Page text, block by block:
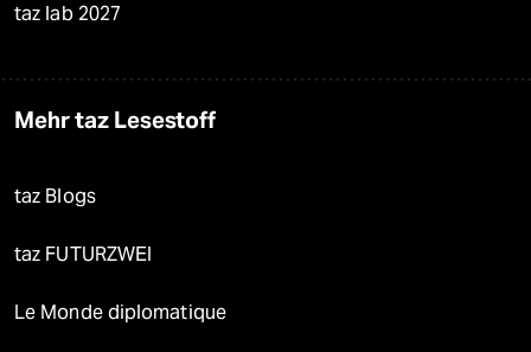
taz lab 2027
Mehr taz Lesestoff
taz Blogs
taz FUTURZWEI
Le Monde diplomatique